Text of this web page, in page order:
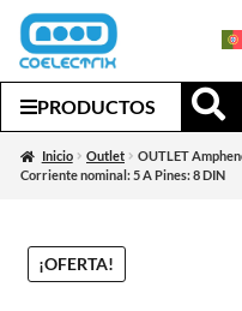
PRODUCTOS
Inicio Outlet
OUTLET
Corriente nominal: 5 A Pines: 8 DIN
¡OFERTA!